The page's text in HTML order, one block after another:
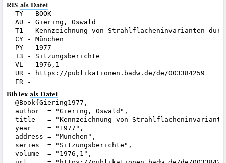
RIS als Datei
TY - BOOK
AU - Giering, Oswald
T1 - Kennzeichnung von Strahlflächeninvarianten
CY - München
PY - 1977
T3 - Sitzungsberichte
VL - 1976,1
UR - https://publikationen.badw.de/de/003384259
BibTex als Datei
@Book{Giering1977,
author  = "Giering, Oswald",
title   = "Kennzeichnung von
year    = "1977",
address = "München",
series  = "Sitzungsberichte",
volume  = "1976,1",